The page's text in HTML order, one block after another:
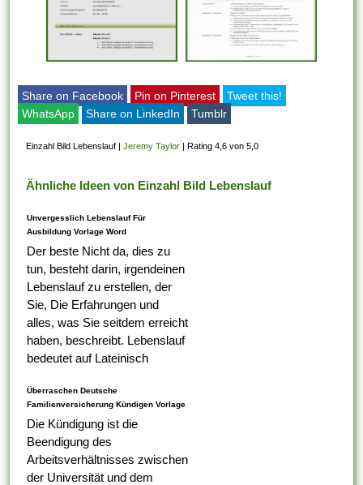
Share on Facebook Pin on Pinterest
Tweet this!
WhatsApp
Share on LinkedIn Tumblr
Einzahl Bild Lebenslauf |Jeremy Taylor |Rating 4,6 von 5,0
Ähnliche Ideen von Einzahl Bild Lebenslauf
Unvergesslich Lebenslauf Für
Ausbildung Vorlage Word
Der beste Nicht da, dies zu
tun, besteht darin, irgendeinen
Lebenslauf zu erstellen, der
Sie, Die Erfahrungen und
alles, was Sie seitdem erreicht
haben, beschreibt. Lebenslauf
bedeutet auf Lateinisch
Tabelle darauf ist,...
Überraschen Deutsche
Familienversicherung Kündigen Vorlage
Die Kündigung ist die
Beendigung des
Arbeitsverhältnisses zwischen
der Universität und dem